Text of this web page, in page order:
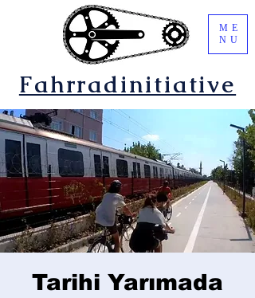
Fahrradinitiative
ME
NU
Tarihi Yarımada